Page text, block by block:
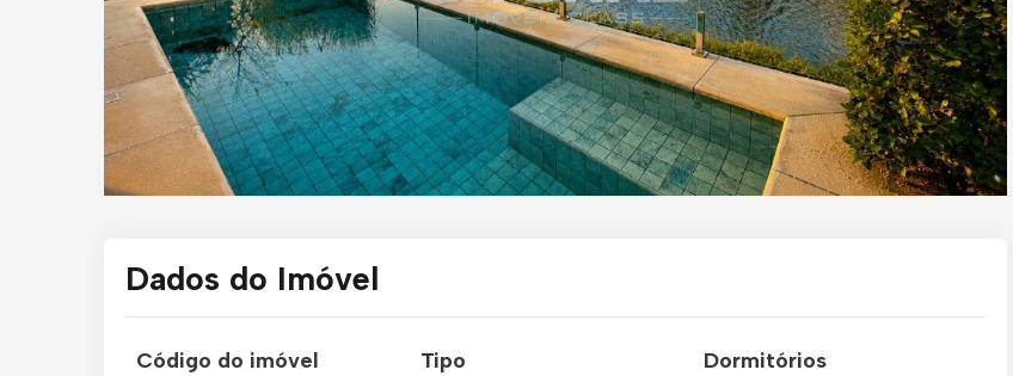
Dados do Imóvel
Código do imóvel Tipo Dormitórios